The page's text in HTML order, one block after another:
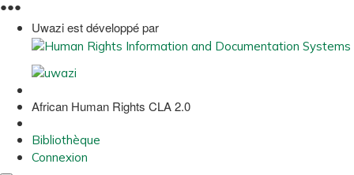
●●●
Uwazi est développé par
African Human Rights CLA 2.0
Bibliothèque
Connexion